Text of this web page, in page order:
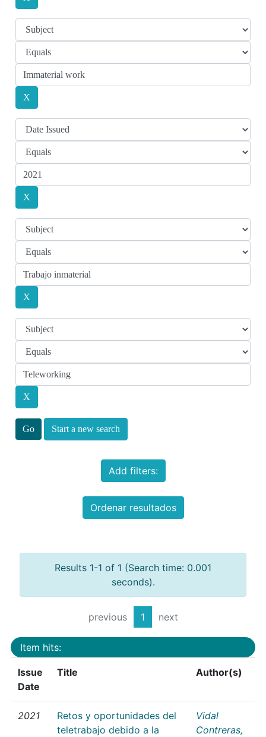
Start a new search
Add filters:
Ordenar resultados
Results 1-1 of 1 (Search time: 0.001
seconds).
previous 1 next
Item hits:
Issue
Date
Title Author(s)
2021
Retos y oportunidades del
teletrabajo debido a la
Vidal
Contreras,